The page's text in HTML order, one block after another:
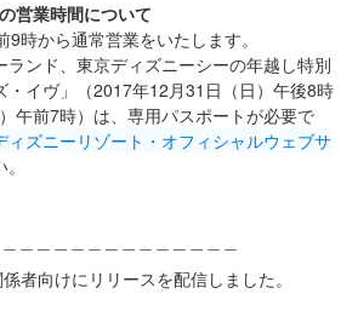
営業時間について
時から通常営業をいたします。
ランド、東京ディズニーシーの年越し特別
・イヴ」（2017年12月31日（日）午後8時
午前7時）は、専用パスポートが必要で
ィズニーリゾート・オフィシャルウェブサ
者向けにリリースを配信しました。